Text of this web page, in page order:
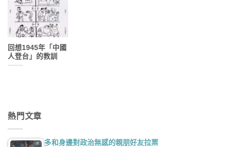
回想1945年「中國
人登台」的教訓
熱門文章
多和身邊對政治無感的親朋好友拉票